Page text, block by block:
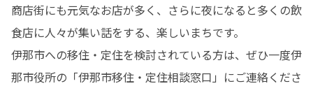
商店街にも元気なお店が多く、さらに夜になると多くの飲
食店に人々が集い話をする、楽しいまちです。
伊那市への移住・定住を検討されている方は、ぜひ一度伊
那市役所の「伊那市移住・定住相談窓口」にご連絡くださ